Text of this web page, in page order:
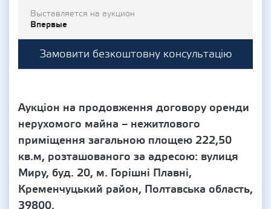
Выставляется на аукцион
Впервые
Замовити безкоштовну консультацію
Аукціон на продовження договору оренди
нерухомого майна – нежитлового
приміщення загальною площею 222,50
кв.м, розташованого за адресою: вулиця
Миру, буд. 20, м. Горішні Плавні,
Кременчуцький район, Полтавська область,
39800.